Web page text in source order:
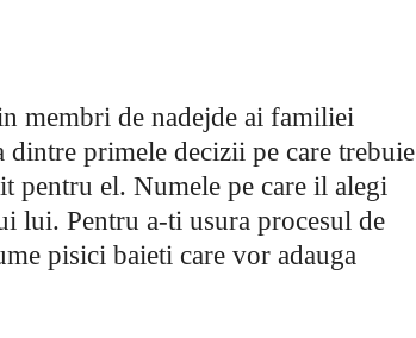
membri de nadejde ai familiei
primele decizii pe care trebuie
pentru el. Numele pe care il alegi
lui. Pentru a-ti usura procesul de
pisici baieti care vor adauga